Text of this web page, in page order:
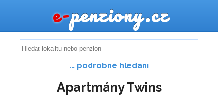
e-penziony.cz
... podrobné hledání
Apartmány Twins